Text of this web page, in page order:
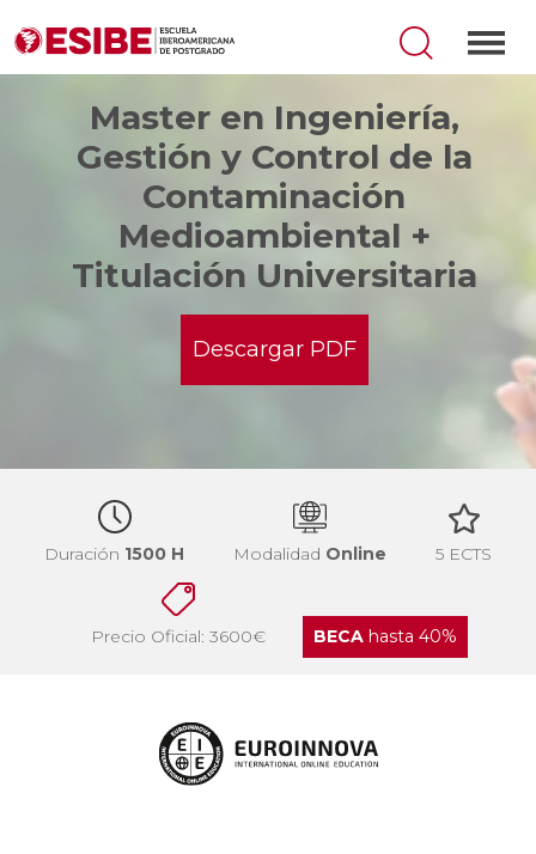
Master en Ingeniería,
Gestión y Control de la
Contaminación
Medioambiental +
Titulación Universitaria
Descargar PDF
Duración 1500 H Modalidad Online 5 ECTS
Precio Oficial: 3600€ BECAhasta 40%